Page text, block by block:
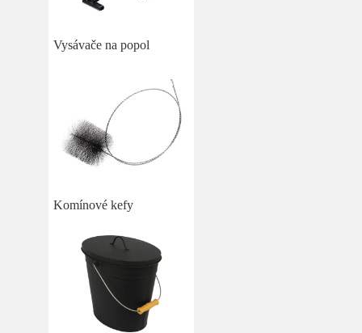
Vysávače na popol
Komínové kefy